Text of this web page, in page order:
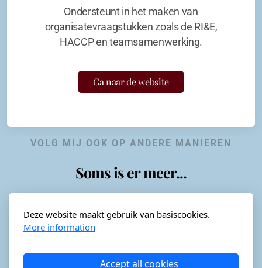
Ondersteunt in het maken van
organisatevraagstukken zoals de RI&E,
HACCP en teamsamenwerking.
Ga naar de website
VOLG MIJ OOK OP ANDERE MANIEREN
Soms is er meer...
Horeca-advies
Deze website maakt gebruik van basiscookies.
More information
Accept all cookies